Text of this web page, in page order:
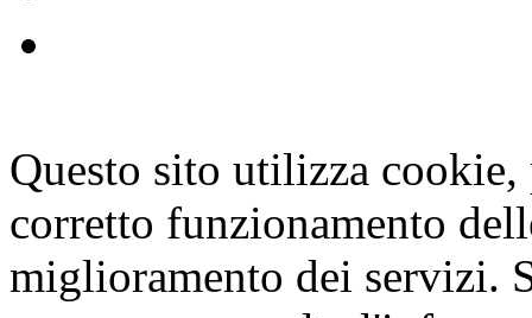
Questo sito utilizza
corretto funzionamento
miglioramento dei servizi.